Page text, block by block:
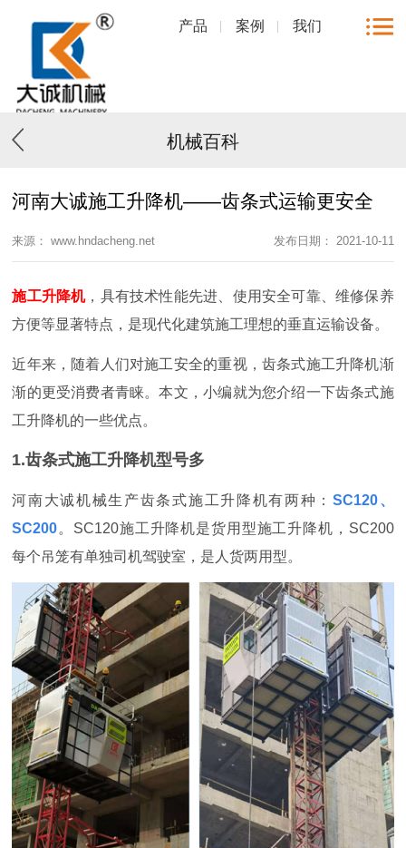
产品 案例 我们
机械百科
河南大诚施工升降机——齿条式运输更安全
来源： www.hndacheng.net 发布日期： 2021-10-11
施工升降机，具有技术性能先进、使用安全可靠、维修保养
方便等显著特点，是现代化建筑施工理想的垂直运输设备。
近年来，随着人们对施工安全的重视，齿条式施工升降机渐
渐的更受消费者青睐。本文，小编就为您介绍一下齿条式施
工升降机的一些优点。
1.齿条式施工升降机型号多
河南大诚机械生产齿条式施工升降机有两种： SC120、
SC200。SC120施工升降机是货用型施工升降机，SC200
每个吊笼有单独司机驾驶室，是人货两用型。